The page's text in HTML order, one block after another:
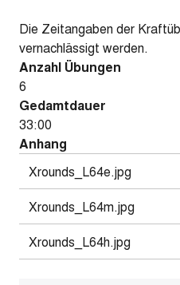
Die Zeitangaben der
vernachlässigt werden.
Anzahl Übungen
6
Gedamtdauer
33:00
Anhang
Xrounds_L64e.jpg
Xrounds_L64m.jpg
Xrounds_L64h.jpg